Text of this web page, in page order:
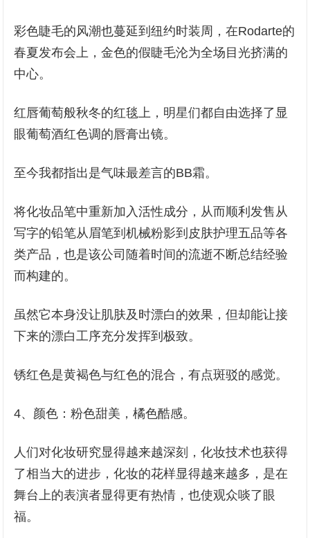
彩色睫毛的风潮也蔓延到纽约时装周，在Rodarte的
春夏发布会上，金色的假睫毛沦为全场目光挤满的
中心。
红唇葡萄般秋冬的红毯上，明星们都自由选择了显
眼葡萄酒红色调的唇膏出镜。
至今我都指出是气味最差言的BB霜。
将化妆品笔中重新加入活性成分，从而顺利发售从
写字的铅笔从眉笔到机械粉影到皮肤护理五品等各
类产品，也是该公司随着时间的流逝不断总结经验
而构建的。
虽然它本身没让肌肤及时漂白的效果，但却能让接
下来的漂白工序充分发挥到极致。
锈红色是黄褐色与红色的混合，有点斑驳的感觉。
4、颜色：粉色甜美，橘色酷感。
人们对化妆研究显得越来越深刻，化妆技术也获得
了相当大的进步，化妆的花样显得越来越多，是在
舞台上的表演者显得更有热情，也使观众啖了眼
福。